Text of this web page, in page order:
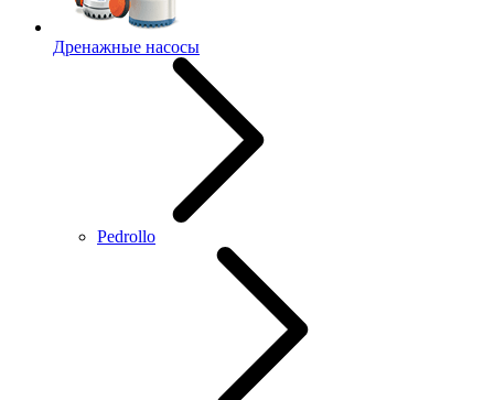
Дренажные насосы
Pedrollo